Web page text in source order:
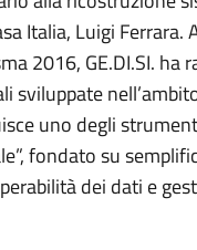
Italia, Luigi
2016, GE.DI.SI. ha
sviluppate
uno degli
fondato su
dei dati e